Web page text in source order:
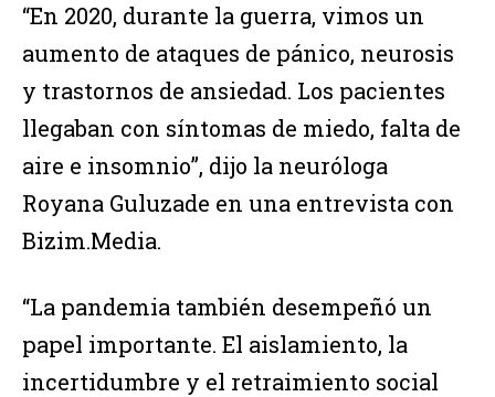
“En 2020, durante la guerra, vimos un
aumento de ataques de pánico, neurosis
y trastornos de ansiedad. Los pacientes
llegaban con síntomas de miedo, falta de
aire e insomnio”, dijo la neuróloga
Royana Guluzade en una entrevista con
Bizim.Media.
“La pandemia también desempeñó un
papel importante. El aislamiento, la
incertidumbre y el retraimiento social